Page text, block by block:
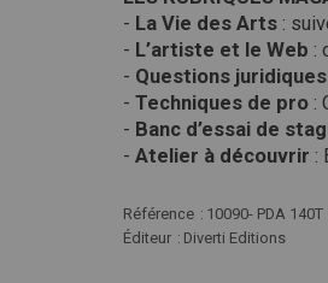
- La Vie des Arts :
- L’artiste et le Web :
- Questions juridiques
- Techniques de pro :
- Banc d’essai de
- Atelier à découvrir :
Plus
d'infos
Référence
10090- PDA 140T
Éditeur
Diverti Editions